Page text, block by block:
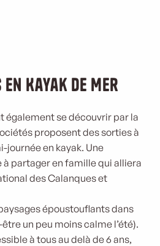
Kayak de Mer
également se découvrir par la
proposent des sorties à
journée en kayak. Une
partager en famille qui alliera
des Calanques et
époustouflants dans
un peu moins calme l’été).
à tous au delà de 6 ans,